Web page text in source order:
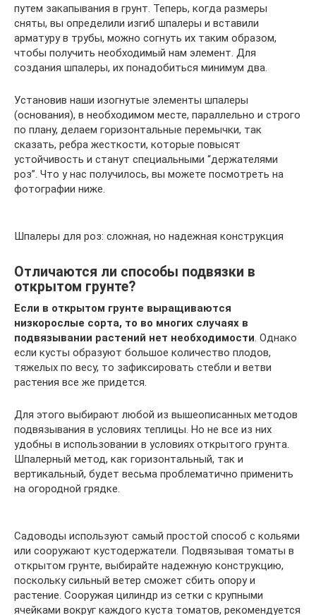
путем закапывания в грунт. Теперь, когда размеры
сняты, вы определили изгиб шпалеры и вставили
арматуру в трубы, можно согнуть их таким образом,
чтобы получить необходимый нам элемент. Для
создания шпалеры, их понадобиться минимум два.
Установив наши изогнутые элементы шпалеры
(основания), в необходимом месте, параллельно и строго
по плану, делаем горизонтальные перемычки, так
сказать, ребра жесткости, которые повысят
устойчивость и станут специальными “держателями
роз”. Что у нас получилось, вы можете посмотреть на
фотографии ниже.
Шпалеры для роз: сложная, но надежная конструкция
Отличаются ли способы подвязки в
открытом грунте?
Если в открытом грунте выращиваются
низкорослые сорта, то во многих случаях в
подвязывании растений нет необходимости. Однако
если кусты образуют большое количество плодов,
тяжелых по весу, то зафиксировать стебли и ветви
растения все же придется.
Для этого выбирают любой из вышеописанных методов
подвязывания в условиях теплицы. Но не все из них
удобны в использовании в условиях открытого грунта.
Шпалерный метод, как горизонтальный, так и
вертикальный, будет весьма проблематично применить
на огородной грядке.
Садоводы используют самый простой способ с кольями
или сооружают кустодержатели. Подвязывая томаты в
открытом грунте, выбирайте надежную конструкцию,
поскольку сильный ветер сможет сбить опору и
растение. Сооружая цилиндр из сетки с крупными
ячейками вокруг каждого куста томатов, рекомендуется